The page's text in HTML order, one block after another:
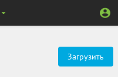
Загрузить